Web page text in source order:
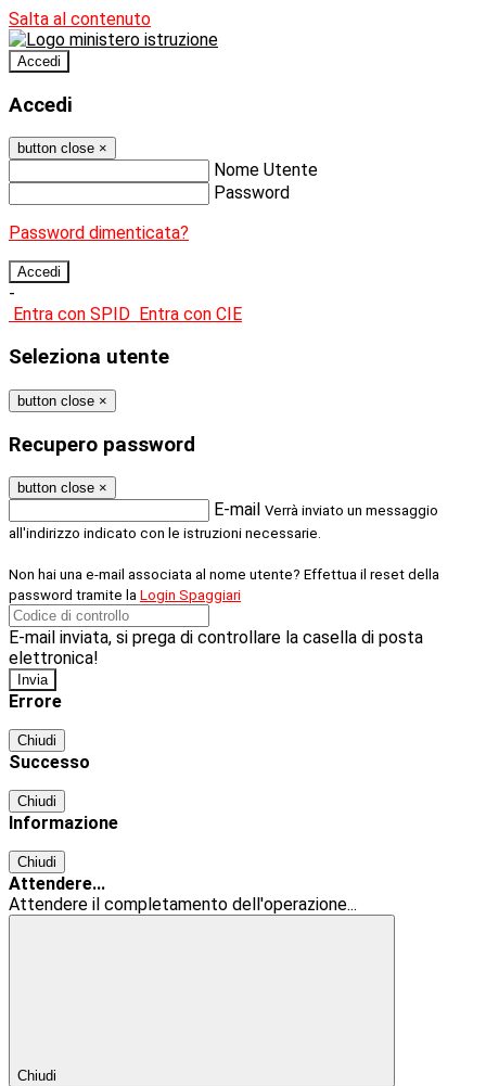
Salta al contenuto
Accedi
Accedi
button close ×
Nome Utente
Password
Password dimenticata?
-
Entra con SPID Entra con CIE
Seleziona utente
button close ×
Recupero password
button close ×
E-mail Verrà inviato un messaggio
all'indirizzo indicato con le istruzioni necessarie.
Non hai una e-mail associata al nome utente? Effettua il reset della
password tramite la Login Spaggiari
E-mail inviata, si prega di controllare la casella di posta
elettronica!
Errore
Chiudi
Successo
Chiudi
Informazione
Chiudi
Attendere...
Attendere il completamento dell'operazione...
Chiudi